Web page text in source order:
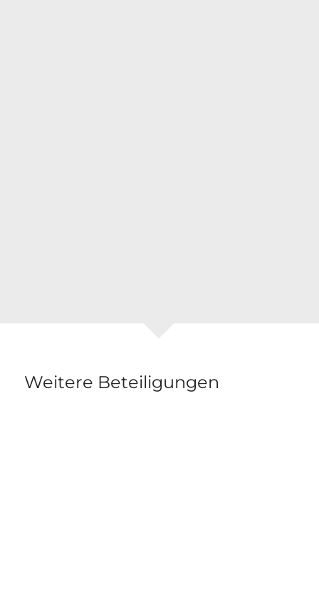
Weitere Beteiligungen